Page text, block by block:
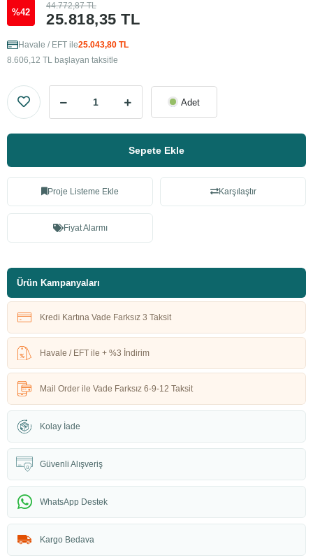
%42 25.818,35 TL
44.772,87 TL
Havale / EFT ile25.043,80 TL
8.606,12 TL başlayan taksitle
Adet
Sepete Ekle
Proje Listeme Ekle Karşılaştır
Fiyat Alarmı
Ürün Kampanyaları
Kredi Kartına Vade Farksız 3 Taksit
Havale / EFT ile + %3 İndirim
Mail Order ile Vade Farksız 6-9-12 Taksit
Kolay İade
Güvenli Alışveriş
WhatsApp Destek
Kargo Bedava